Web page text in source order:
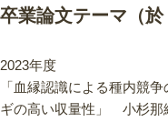
卒業論文テーマ（於
2023年度
「血縁認識による種内競
ギの高い収量性」 小杉那